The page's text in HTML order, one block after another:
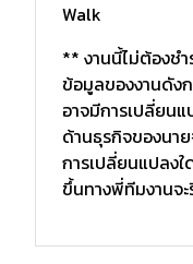
Walk
** งานนี้ไม่ต้องชำ
ข้อมูลของงานดัง
อาจมีการเปลี่ยน
ด้านธุรกิจของนา
การเปลี่ยนแปลง
ขึ้นทางพี่ทีมงานจ